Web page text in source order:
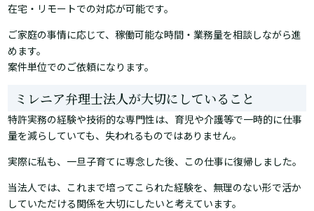
在宅・リモートでの対応が可能です。
ご家庭の事情に応じて、稼働可能な時間・業務量を相談しながら進
めます。
案件単位でのご依頼になります。
ミレニア弁理士法人が大切にしていること
特許実務の経験や技術的な専門性は、育児や介護等で一時的に仕事
量を減らしていても、失われるものではありません。
実際に私も、一旦子育てに専念した後、この仕事に復帰しました。
当法人では、これまで培ってこられた経験を、無理のない形で活か
していただける関係を大切にしたいと考えています。